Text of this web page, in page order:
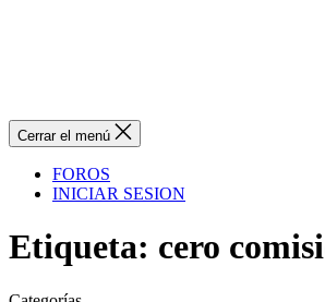
Cerrar el menú
FOROS
INICIAR SESION
Etiqueta: cero